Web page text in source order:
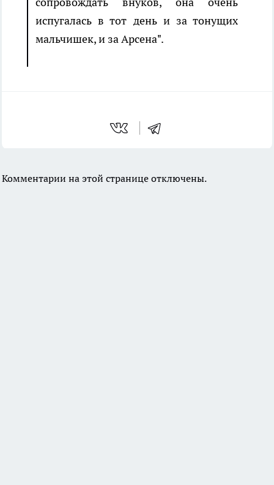
испугалась в тот день и за тонущих
мальчишек, и за Арсена".
Комментарии на этой странице отключены.